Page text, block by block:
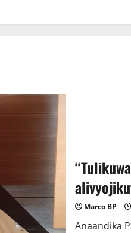
Marco BP
Anaandika